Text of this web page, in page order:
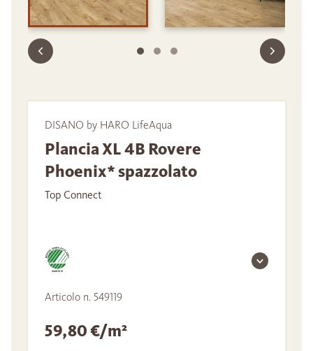
DISANO by HARO LifeAqua
Plancia XL 4B Rovere
Phoenix* spazzolato
Top Connect
Articolo n. 549119
59,80 €/m²